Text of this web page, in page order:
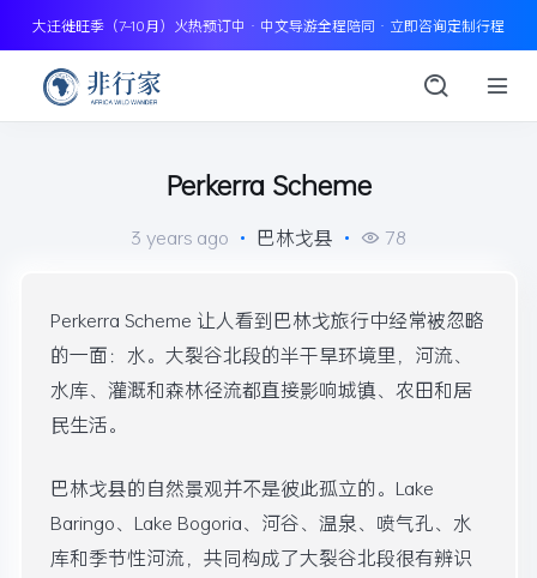
大迁徙旺季（7–10月）火热预订中 · 中文导游全程陪同 · 立即咨询定制行程
Perkerra Scheme
3 years ago • 巴林戈县 • 78
Perkerra Scheme 让人看到巴林戈旅行中经常被忽略
的一面：水。大裂谷北段的半干旱环境里，河流、
水库、灌溉和森林径流都直接影响城镇、农田和居
民生活。
巴林戈县的自然景观并不是彼此孤立的。Lake
Baringo、Lake Bogoria、河谷、温泉、喷气孔、水
库和季节性河流，共同构成了大裂谷北段很有辨识